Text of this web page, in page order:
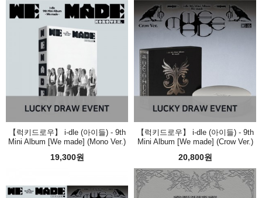
【럭키드로우】 i-dle (아이들) - 9th
Mini Album [We made] (Mono Ver.)
19,300원
【럭키드로우】 i-dle (아이들) - 9th
Mini Album [We made] (Crow Ver.)
20,800원